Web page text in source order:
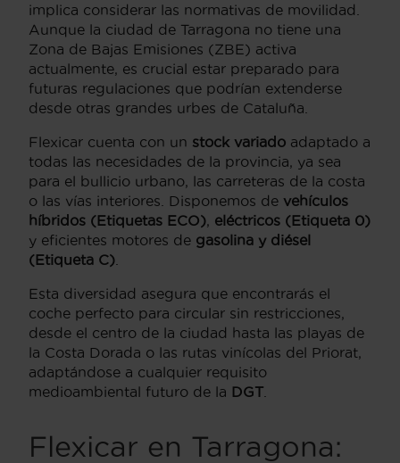
implica considerar las normativas de movilidad.
Aunque la ciudad de Tarragona no tiene una
Zona de Bajas Emisiones (ZBE) activa
actualmente, es crucial estar preparado para
futuras regulaciones que podrían extenderse
desde otras grandes urbes de Cataluña.
Flexicar cuenta con un stock variado adaptado a
todas las necesidades de la provincia, ya sea
para el bullicio urbano, las carreteras de la costa
o las vías interiores. Disponemos de vehículos
híbridos (Etiquetas ECO) eléctricos (Etiqueta 0)
y eficientes motores de gasolina y diésel
(Etiqueta C)
Esta diversidad asegura que encontrarás el
coche perfecto para circular sin restricciones,
desde el centro de la ciudad hasta las playas de
la Costa Dorada o las rutas vinícolas del Priorat,
adaptándose a cualquier requisito
medioambiental futuro de la DGT
Flexicar en Tarragona: